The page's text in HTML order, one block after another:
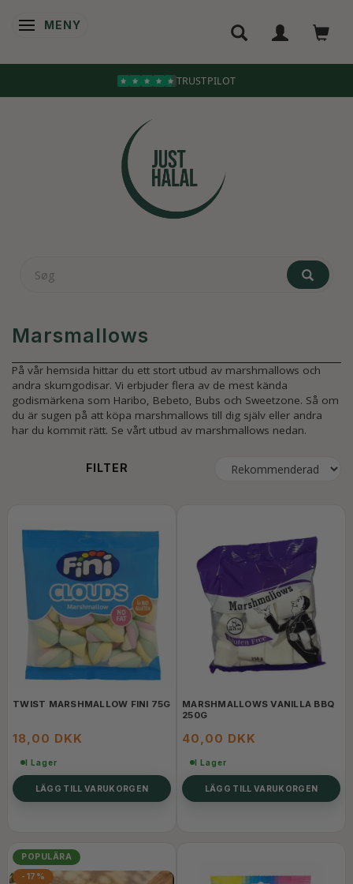
ÄNDRA NAVIGERING
MENY
Marsmallows
På vår hemsida hittar du ett stort utbud av marshmallows och
andra skumgodisar. Vi erbjuder flera av de mest kända
godismärkena som Haribo, Bebeto, Bubs och Sweetzone. Så om
du är sugen på att köpa marshmallows till dig själv eller andra
har du kommit rätt. Se vårt utbud av marshmallows nedan.
FILTER
TWIST MARSHMALLOW FINI 75G
18,00 DKK
I Lager
LÄGG TILL VARUKORGEN
MARSHMALLOWS VANILLA BBQ
250G
40,00 DKK
I Lager
LÄGG TILL VARUKORGEN
POPULÄRA
-17%